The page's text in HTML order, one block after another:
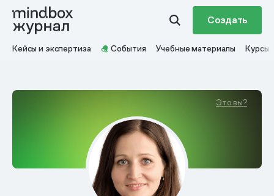
Создать
Кейсы и экспертиза События Учебные материалы Курсы
Это вы?